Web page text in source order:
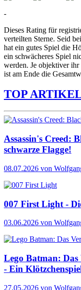
-
Dieses Rating für
verteilten Sterne. Seid
hat ein gutes Spiel die
ein schwächeres Spiel
werden. Je objektiver ihr
ist am Ende die
TOP
Assassin's Creed:
schwarze Flagge!
08.07.2026 von
007 First Light -
03.06.2026 von
Lego Batman: Das
- Ein
27.05.2026 von